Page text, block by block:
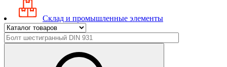
Склад и промышленные элементы